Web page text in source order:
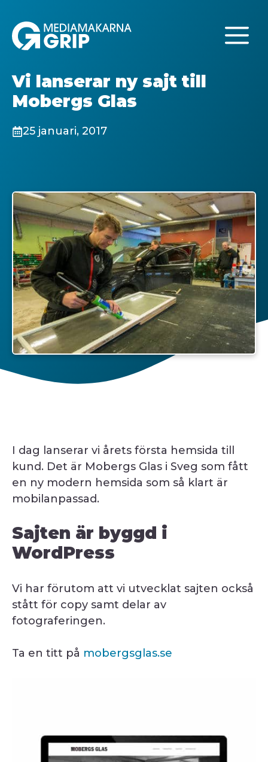
innehåll
Vi lanserar ny sajt till
Mobergs Glas
25 januari, 2017
I dag lanserar vi årets första hemsida till
kund. Det är Mobergs Glas i Sveg som fått
en ny modern hemsida som så klart är
mobilanpassad.
Sajten är byggd i
WordPress
Vi har förutom att vi utvecklat sajten också
stått för copy samt delar av
fotograferingen.
Ta en titt på mobergsglas.se